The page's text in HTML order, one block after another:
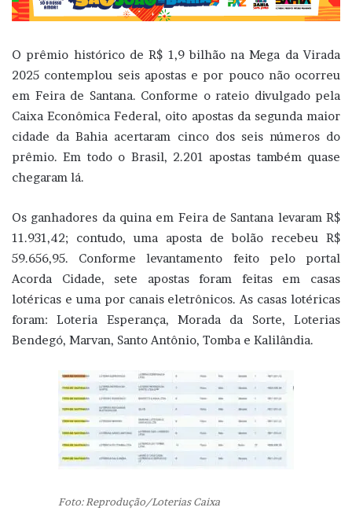
O prêmio histórico de R$ 1,9 bilhão na Mega da Virada
2025 contemplou seis apostas e por pouco não ocorreu
em Feira de Santana. Conforme o rateio divulgado pela
Caixa Econômica Federal, oito apostas da segunda maior
cidade da Bahia acertaram cinco dos seis números do
prêmio. Em todo o Brasil, 2.201 apostas também quase
chegaram lá.
Os ganhadores da quina em Feira de Santana levaram R$
11.931,42; contudo, uma aposta de bolão recebeu R$
59.656,95. Conforme levantamento feito pelo portal
Acorda Cidade, sete apostas foram feitas em casas
lotéricas e uma por canais eletrônicos. As casas lotéricas
foram: Loteria Esperança, Morada da Sorte, Loterias
Bendegó, Marvan, Santo Antônio, Tomba e Kalilândia.
Foto: Reprodução/Loterias Caixa